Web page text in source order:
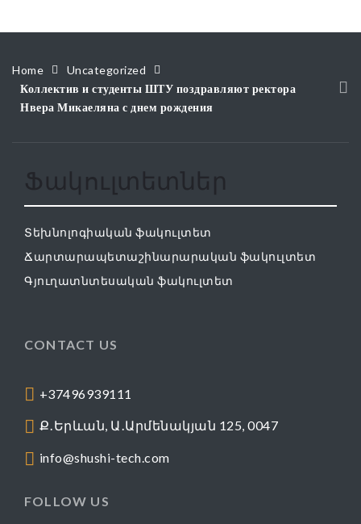
Home
Uncategorized
Коллектив и студенты ШТУ поздравляют ректора
Нвера Микаеляна с днем рождения
Ֆակուլտետներ
Տեխնոլոգիական ֆակուլտետ
Ճարտարապետաշինարարական ֆակուլտետ
Գյուղատնտեսական ֆակուլտետ
CONTACT US
+37496939111
Ք․Երևան, Ա․Արմենակյան 125, 0047
info@shushi-tech.com
FOLLOW US